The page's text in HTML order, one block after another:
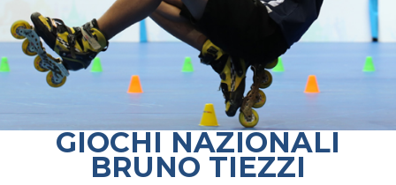
GIOCHI NAZIONALI
BRUNO TIEZZI